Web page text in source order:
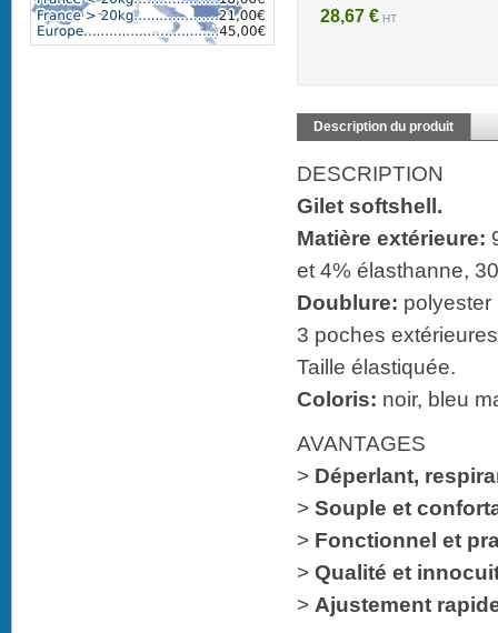
28,67 € HT
Description du produit
DESCRIPTION
Gilet softshell.
Matière extérieure:
et 4% élasthanne,
Doublure: polyester
3 poches
Taille élastiquée.
Coloris: noir, bleu
AVANTAGES
> Déperlant,
> Souple et
> Fonctionnel et
> Qualité et
> Ajustement